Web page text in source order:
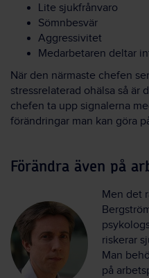
Lite sjukfrånvaro
Sömnbesvär
Aggressivitet
Medarbetaren deltar
När den närmaste chefen
stressrelaterad ohälsa så är
chefen ta upp signalerna
förändringar man kan göra
Förändra även på
Men det
riskerar
Man
på